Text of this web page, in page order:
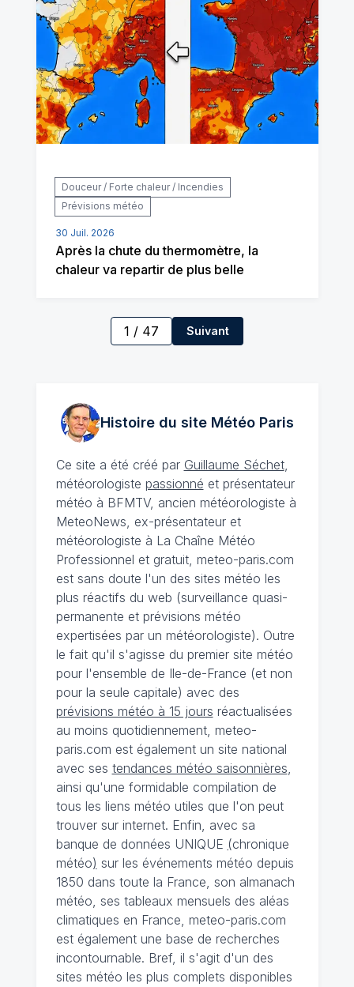
Douceur / Forte chaleur / Incendies
Prévisions météo
30 Juil. 2026
Après la chute du thermomètre, la
chaleur va repartir de plus belle
1 / 47 Suivant
Histoire du site MétéoParis
Ce site a été créé par Guillaume Séchet,
météorologiste passionné et présentateur
météo à BFMTV, ancien météorologiste à
MeteoNews, ex-présentateur et
météorologiste à La Chaîne Météo
Professionnel et gratuit, meteo-paris.com
est sans doute l'un des sites météo les
plus réactifs du web (surveillance quasi-
permanente et prévisions météo
expertisées par un météorologiste). Outre
le fait qu'il s'agisse du premier site météo
pour l'ensemble de Ile-de-France (et non
pour la seule capitale) avec des
prévisions météo à 15 jours réactualisées
au moins quotidiennement, meteo-
paris.com est également un site national
avec ses tendances météo saisonnières,
ainsi qu'une formidable compilation de
tous les liens météo utiles que l'on peut
trouver sur internet. Enfin, avec sa
banque de données UNIQUE (chronique
météo) sur les événements météo depuis
1850 dans toute la France, son almanach
météo, ses tableaux mensuels des aléas
climatiques en France, meteo-paris.com
est également une base de recherches
incontournable. Bref, il s'agit d'un des
sites météo les plus complets disponibles